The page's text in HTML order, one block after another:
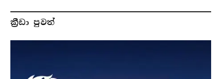
ක්‍රීඩා පුවත්